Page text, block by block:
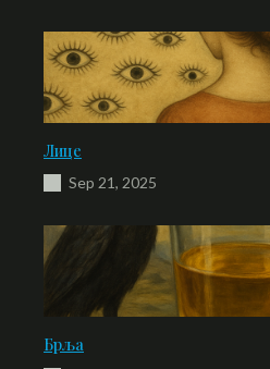
Лице
Sep 21, 2025
Брља